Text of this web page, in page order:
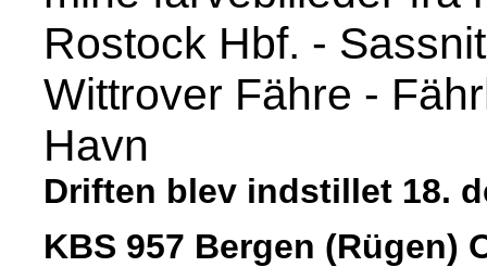
Rostock Hbf. -
Wittrover Fähre -
Havn
Driften blev indstillet 18.
KBS 957 Bergen (Rügen)